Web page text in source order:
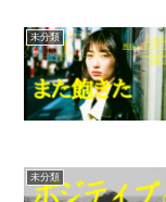
未分類
未分類